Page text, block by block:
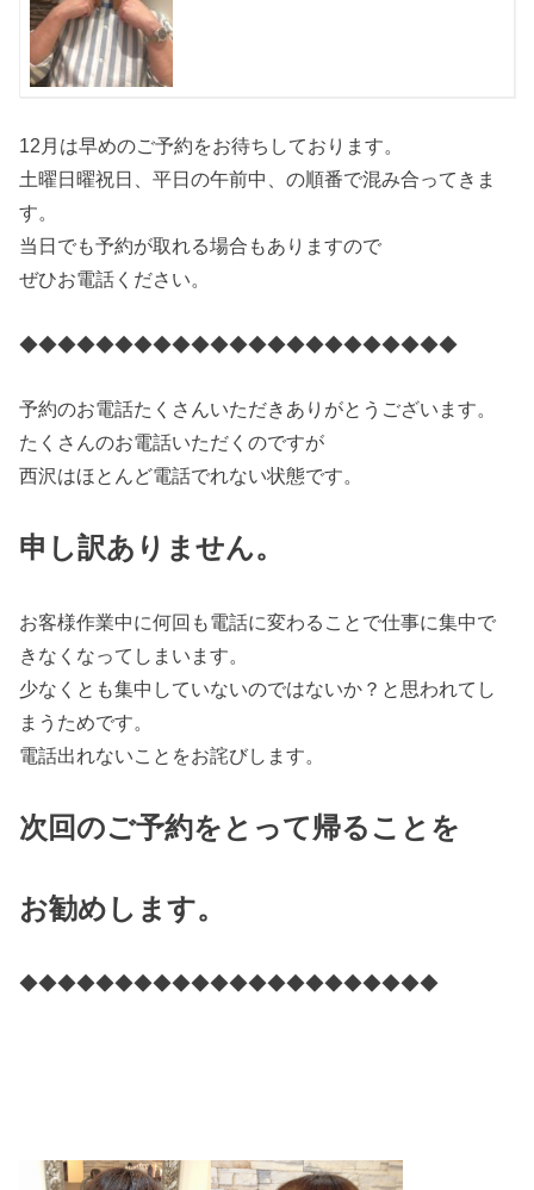
12月は早めのご予約をお待ちしております。
土曜日曜祝日、平日の午前中、の順番で混み合ってきま
す。
当日でも予約が取れる場合もありますので
ぜひお電話ください。
◆◆◆◆◆◆◆◆◆◆◆◆◆◆◆◆◆◆◆◆◆◆◆
予約のお電話たくさんいただきありがとうございます。
たくさんのお電話いただくのですが
西沢はほとんど電話でれない状態です。
申し訳ありません。
お客様作業中に何回も電話に変わることで仕事に集中で
きなくなってしまいます。
少なくとも集中していないのではないか？と思われてし
まうためです。
電話出れないことをお詫びします。
次回のご予約をとって帰ることを
お勧めします。
◆◆◆◆◆◆◆◆◆◆◆◆◆◆◆◆◆◆◆◆◆◆